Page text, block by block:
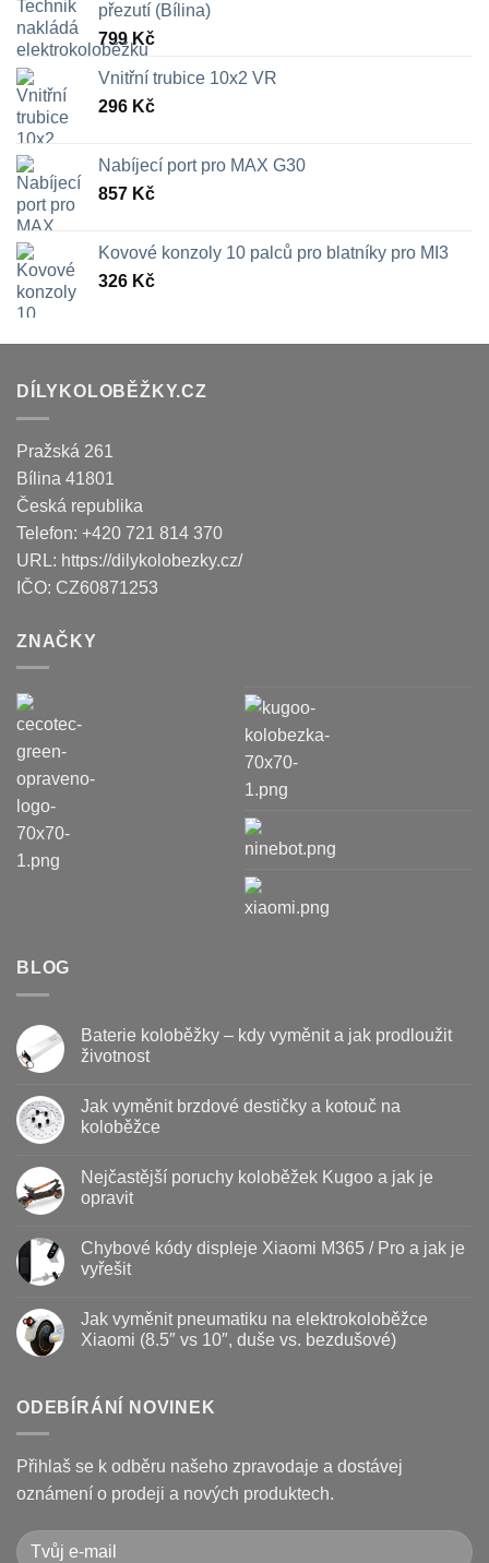
přezutí (Bílina)
799Kč
Vnitřní trubice 10x2 VR
296 Kč
Nabíjecí port pro MAX G30
857 Kč
Kovové konzoly 10 palců pro blatníky pro MI3
326 Kč
DÍLYKOLOBĚŽKY.CZ
Pražská 261
Bílina 41801
Česká republika
Telefon: +420 721 814 370
URL: https://dilykolobezky.cz/
IČO: CZ60871253
ZNAČKY
BLOG
Baterie koloběžky – kdy vyměnit a jak prodloužit
životnost
textu
s
koloběžky
kdy
jak
prodloužit
životnost
Jak vyměnit brzdové destičky a kotouč na
koloběžce
u
textu
s
vyměnit
brzdové
destičky
na
koloběžce
Nejčastější poruchy koloběžek Kugoo a jak je
opravit
u
textu
s
poruchy
koloběžek
Kugoo
opravit
Chybové kódy displeje Xiaomi M365 / Pro a jak je
vyřešit
textu
s
displeje
Xiaomi
Pro
a
jak
je
Jak vyměnit pneumatiku na elektrokoloběžce
Xiaomi (8.5″ vs 10″, duše vs. bezdušové)
textu
s
vyměnit
pneumatiku
na
elektrokoloběžce
(8.5″
vs
10″,
ODEBÍRÁNÍ NOVINEK
Přihlaš se k odběru našeho zpravodaje a dostávej
oznámení o prodeji a nových produktech.